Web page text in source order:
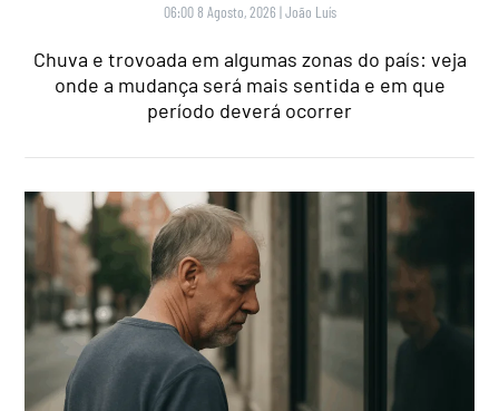
06:00 8 Agosto, 2026 |João Luís
Chuva e trovoada em algumas zonas do país: veja
onde a mudança será mais sentida e em que
período deverá ocorrer